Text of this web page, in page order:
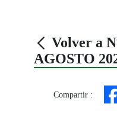
Volver a
AGOSTO
Compartir :